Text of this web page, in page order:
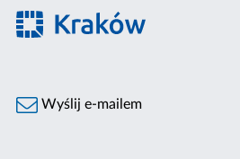
Wyślij e-mailem